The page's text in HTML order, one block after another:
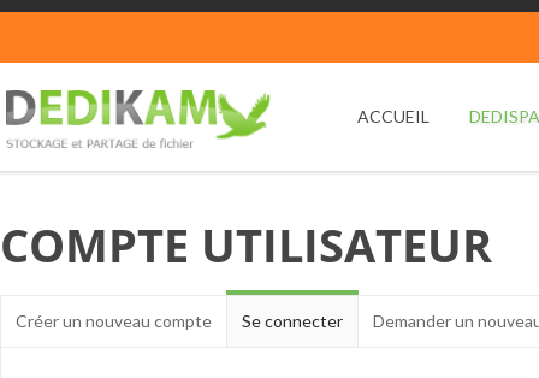
Aller au contenu principal
ACCUEIL
COMPTE UTILISATEUR
Onglets principaux
Créer un nouveau compte Se connecter (ongletDemander un